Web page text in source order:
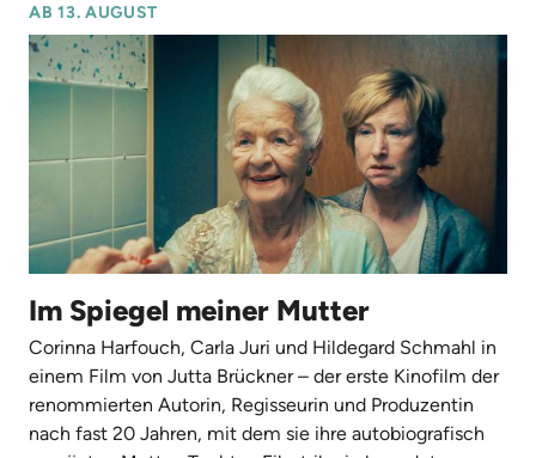
AB 13. AUGUST
Im Spiegel meiner Mutter
Corinna Harfouch, Carla Juri und Hildegard Schmahl in
einem Film von Jutta Brückner – der erste Kinofilm der
renommierten Autorin, Regisseurin und Produzentin
nach fast 20 Jahren, mit dem sie ihre autobiografisch